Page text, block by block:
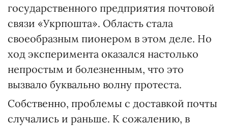
государственного предприятия почтовой
связи «Укрпошта». Область стала
своеобразным пионером в этом деле. Но
ход эксперимента оказался настолько
непростым и болезненным, что это
вызвало буквально волну протеста.
Собственно, проблемы с доставкой почты
случались и раньше. К сожалению, в